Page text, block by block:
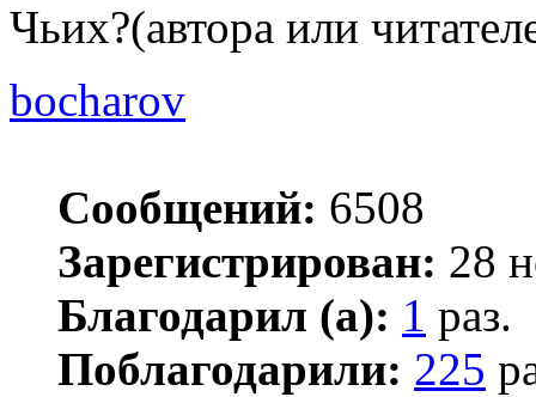
Чьих?(автора или
bocharov
Сообщений: 6508
Зарегистрирован: 28
Благодарил (а): 1 раз.
Поблагодарили: 225